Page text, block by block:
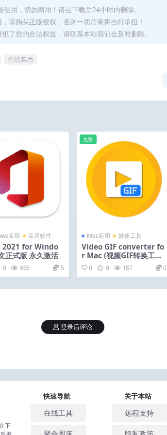
用，切勿商用！请在下载后24小时内删除。
请购买正版授权，否则一切后果将自行承担！
了您的合法权益，请联系本站我们会及时删除。
生活实用
应用 应用软件
2021 for Windo
正式版 永久激活
0 866 5
Mac应用 媒体工具
Video GIF converter fo
r Mac (视频GIF转换工具)
v3.0 中文版
免费
0 0 187 0
登录后评论
下
快速导航
在线工具
关于本站
远程支持